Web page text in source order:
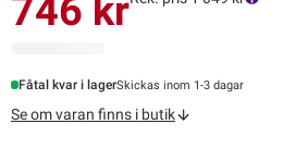
746 kr
Fåtal kvar i lagerSkickas inom 1-3 dagar
Se om varan finns i butik